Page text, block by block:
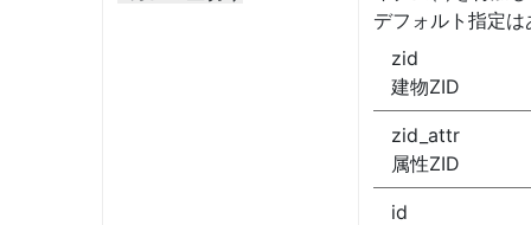
デフォルト指定
zid
建物ZID
zid_attr
属性ZID
id